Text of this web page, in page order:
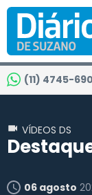
(11) 4745-
VÍDEOS DS
06 agosto